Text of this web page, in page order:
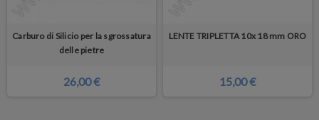
Carburo di Silicio per la sgrossatura
delle pietre
26,00 €
LENTE TRIPLETTA 10x 18 mm ORO
15,00 €